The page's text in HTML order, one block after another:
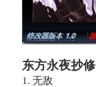
东方永夜抄
1. 无敌